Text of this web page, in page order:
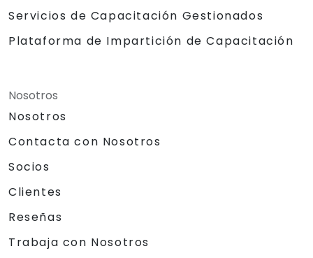
Servicios de Capacitación Gestionados
Plataforma de Impartición de Capacitación
Nosotros
Nosotros
Contacta con Nosotros
Socios
Clientes
Reseñas
Trabaja con Nosotros